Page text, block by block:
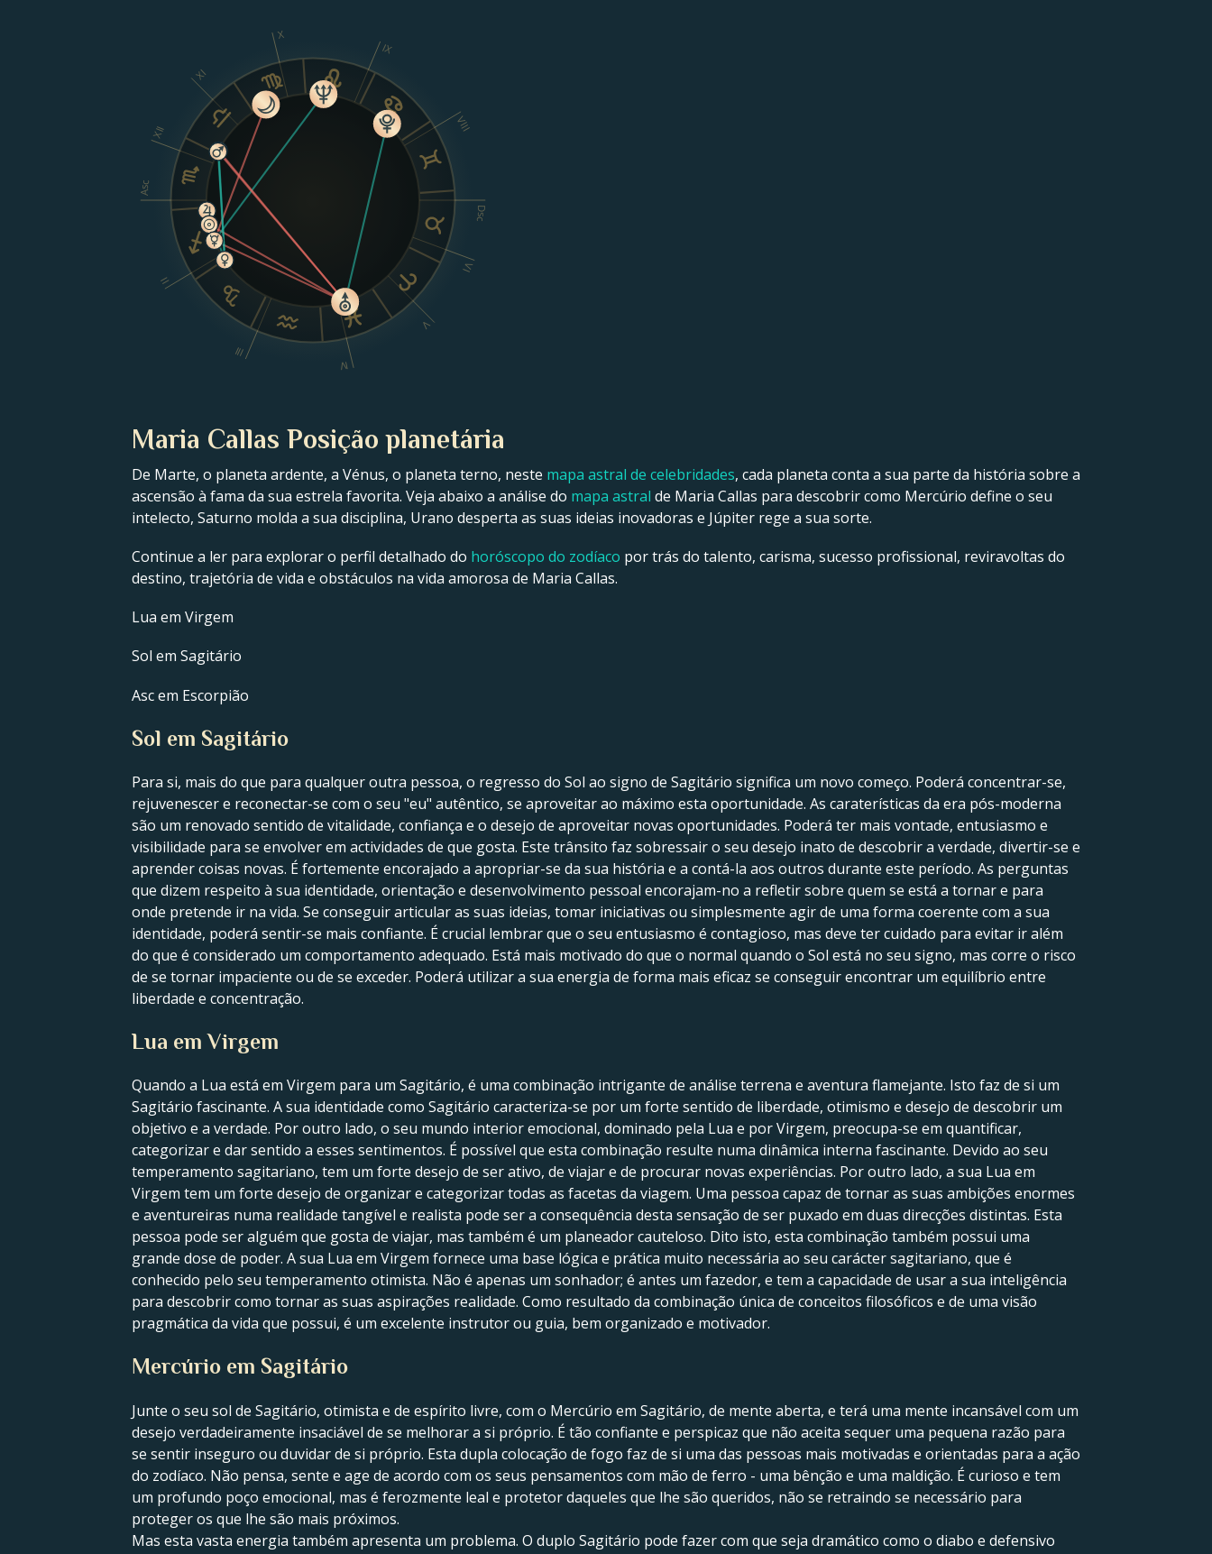
Asc
II
III
IV
V
VI
Dsc
VIII
IX
X
XI
XII
Maria Callas Posição planetária
De Marte, o planeta ardente, a Vénus, o planeta terno, neste mapa astral de celebridades, cada planeta conta a sua parte da história sobre a
ascensão à fama da sua estrela favorita. Veja abaixo a análise do mapa astral de Maria Callas para descobrir como Mercúrio define o seu
intelecto, Saturno molda a sua disciplina, Urano desperta as suas ideias inovadoras e Júpiter rege a sua sorte.
Continue a ler para explorar o perfil detalhado do horóscopo do zodíaco por trás do talento, carisma, sucesso profissional, reviravoltas do
destino, trajetória de vida e obstáculos na vida amorosa de Maria Callas.
Lua em Virgem
Sol em Sagitário
Asc em Escorpião
Sol em Sagitário
Para si, mais do que para qualquer outra pessoa, o regresso do Sol ao signo de Sagitário significa um novo começo. Poderá concentrar-se,
rejuvenescer e reconectar-se com o seu "eu" autêntico, se aproveitar ao máximo esta oportunidade. As caraterísticas da era pós-moderna
são um renovado sentido de vitalidade, confiança e o desejo de aproveitar novas oportunidades. Poderá ter mais vontade, entusiasmo e
visibilidade para se envolver em actividades de que gosta. Este trânsito faz sobressair o seu desejo inato de descobrir a verdade, divertir-se e
aprender coisas novas. É fortemente encorajado a apropriar-se da sua história e a contá-la aos outros durante este período. As perguntas
que dizem respeito à sua identidade, orientação e desenvolvimento pessoal encorajam-no a refletir sobre quem se está a tornar e para
onde pretende ir na vida. Se conseguir articular as suas ideias, tomar iniciativas ou simplesmente agir de uma forma coerente com a sua
identidade, poderá sentir-se mais confiante. É crucial lembrar que o seu entusiasmo é contagioso, mas deve ter cuidado para evitar ir além
do que é considerado um comportamento adequado. Está mais motivado do que o normal quando o Sol está no seu signo, mas corre o risco
de se tornar impaciente ou de se exceder. Poderá utilizar a sua energia de forma mais eficaz se conseguir encontrar um equilíbrio entre
liberdade e concentração.
Lua em Virgem
Quando a Lua está em Virgem para um Sagitário, é uma combinação intrigante de análise terrena e aventura flamejante. Isto faz de si um
Sagitário fascinante. A sua identidade como Sagitário caracteriza-se por um forte sentido de liberdade, otimismo e desejo de descobrir um
objetivo e a verdade. Por outro lado, o seu mundo interior emocional, dominado pela Lua e por Virgem, preocupa-se em quantificar,
categorizar e dar sentido a esses sentimentos. É possível que esta combinação resulte numa dinâmica interna fascinante. Devido ao seu
temperamento sagitariano, tem um forte desejo de ser ativo, de viajar e de procurar novas experiências. Por outro lado, a sua Lua em
Virgem tem um forte desejo de organizar e categorizar todas as facetas da viagem. Uma pessoa capaz de tornar as suas ambições enormes
e aventureiras numa realidade tangível e realista pode ser a consequência desta sensação de ser puxado em duas direcções distintas. Esta
pessoa pode ser alguém que gosta de viajar, mas também é um planeador cauteloso. Dito isto, esta combinação também possui uma
grande dose de poder. A sua Lua em Virgem fornece uma base lógica e prática muito necessária ao seu carácter sagitariano, que é
conhecido pelo seu temperamento otimista. Não é apenas um sonhador; é antes um fazedor, e tem a capacidade de usar a sua inteligência
para descobrir como tornar as suas aspirações realidade. Como resultado da combinação única de conceitos filosóficos e de uma visão
pragmática da vida que possui, é um excelente instrutor ou guia, bem organizado e motivador.
Mercúrio em Sagitário
Junte o seu sol de Sagitário, otimista e de espírito livre, com o Mercúrio em Sagitário, de mente aberta, e terá uma mente incansável com um
desejo verdadeiramente insaciável de se melhorar a si próprio. É tão confiante e perspicaz que não aceita sequer uma pequena razão para
se sentir inseguro ou duvidar de si próprio. Esta dupla colocação de fogo faz de si uma das pessoas mais motivadas e orientadas para a ação
do zodíaco. Não pensa, sente e age de acordo com os seus pensamentos com mão de ferro - uma bênção e uma maldição. É curioso e tem
um profundo poço emocional, mas é ferozmente leal e protetor daqueles que lhe são queridos, não se retraindo se necessário para
proteger os que lhe são mais próximos.
Mas esta vasta energia também apresenta um problema. O duplo Sagitário pode fazer com que seja dramático como o diabo e defensivo